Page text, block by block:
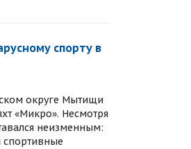
спорту в
округе Мытищи
«Микро». Несмотря
неизменным:
спортивные